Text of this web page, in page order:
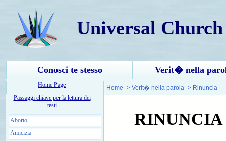
Universal
Conosci te stesso Verit� nella
Home Page
Passaggi chiave per la lettura dei
testi
Aborto
Amicizia
Home -> Verit� nella parola -> Rinuncia
RINUNCIA